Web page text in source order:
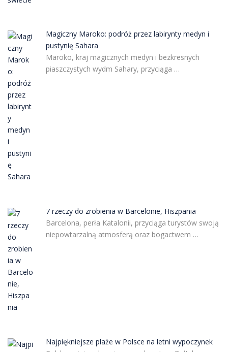
Magiczny Maroko: podróż przez labirynty medyn i
pustynię Sahara
Maroko, kraj magicznych medyn i bezkresnych
piaszczystych wydm Sahary, przyciąga …
7 rzeczy do zrobienia w Barcelonie, Hiszpania
Barcelona, perła Katalonii, przyciąga turystów swoją
niepowtarzalną atmosferą oraz bogactwem …
Najpiękniejsze plaże w Polsce na letni wypoczynek